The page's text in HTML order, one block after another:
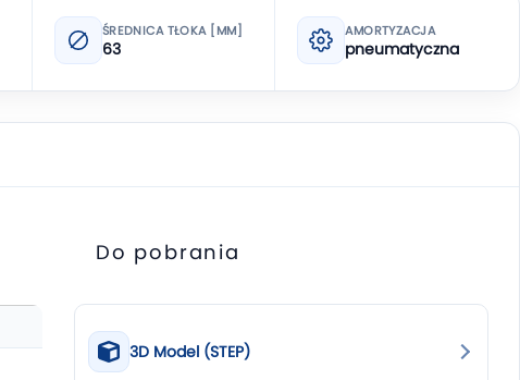
ŚREDNICA TŁOKA [MM]
63
AMORTYZACJA
pneumatyczna
Do pobrania
3D Model (STEP)